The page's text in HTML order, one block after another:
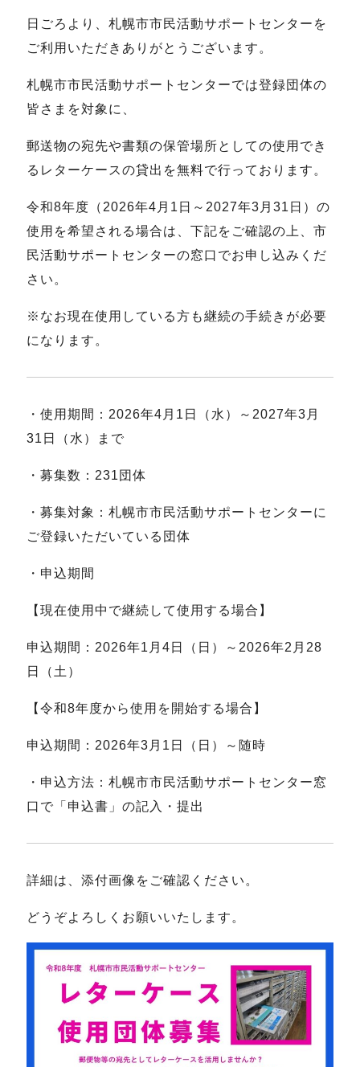
日ごろより、札幌市市民活動サポートセンターを
ご利用いただきありがとうございます。
札幌市市民活動サポートセンターでは登録団体の
皆さまを対象に、
郵送物の宛先や書類の保管場所としての使用でき
るレターケースの貸出を無料で行っております。
令和8年度（2026年4月1日～2027年3月31日）の
使用を希望される場合は、下記をご確認の上、市
民活動サポートセンターの窓口でお申し込みくだ
さい。
※なお現在使用している方も継続の手続きが必要
になります。
・使用期間：2026年4月1日（水）～2027年3月
31日（水）まで
・募集数：231団体
・募集対象：札幌市市民活動サポートセンターに
ご登録いただいている団体
・申込期間
【現在使用中で継続して使用する場合】
申込期間：2026年1月4日（日）～2026年2月28
日（土）
【令和8年度から使用を開始する場合】
申込期間：2026年3月1日（日）～随時
・申込方法：札幌市市民活動サポートセンター窓
口で「申込書」の記入・提出
詳細は、添付画像をご確認ください。
どうぞよろしくお願いいたします。